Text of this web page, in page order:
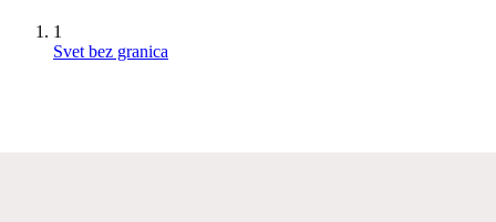
1
Svet bez granica